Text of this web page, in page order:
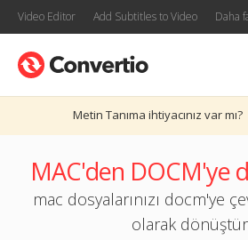
Video Editor Add Subtitles to Video Daha
Metin Tanıma ihtiyacınız var mı?
MAC'den DOCM'ye
mac dosyalarınızı docm'ye
olarak